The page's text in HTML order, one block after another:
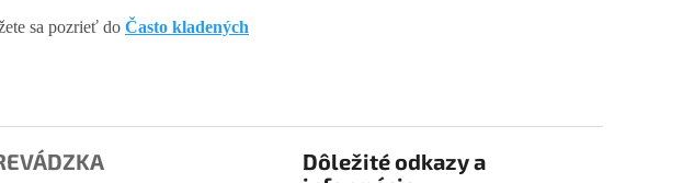
sa pozrieť do Často kladených
Dôležité odkazy a